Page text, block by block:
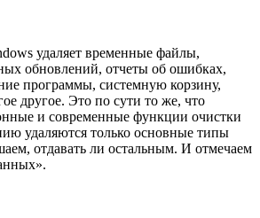
удаляет временные файлы,
обновлений, отчеты об ошибках,
программы, системную корзину,
другое. Это по сути то же, что
и современные функции очистки
удаляются только основные типы
отдавать ли остальным. И отмечаем